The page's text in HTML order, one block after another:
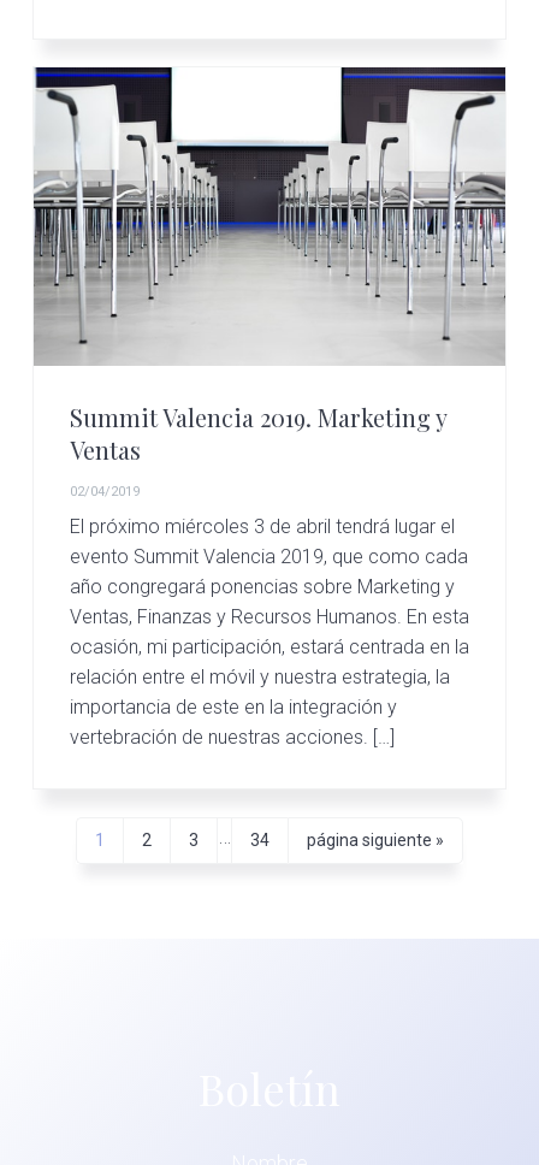
Summit Valencia 2019. Marketing y
Ventas
02/04/2019
El próximo miércoles 3 de abril tendrá lugar el
evento Summit Valencia 2019, que como cada
año congregará ponencias sobre Marketing y
Ventas, Finanzas y Recursos Humanos. En esta
ocasión, mi participación, estará centrada en la
relación entre el móvil y nuestra estrategia, la
importancia de este en la integración y
vertebración de nuestras acciones. […]
Página
1 Página
2 Página
3
Páginas
Página
34
Ir
página siguiente »